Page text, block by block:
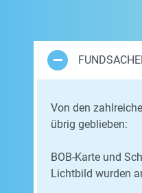
Von den
übrig geblieben:
BOB-Karte und
Lichtbild wurden